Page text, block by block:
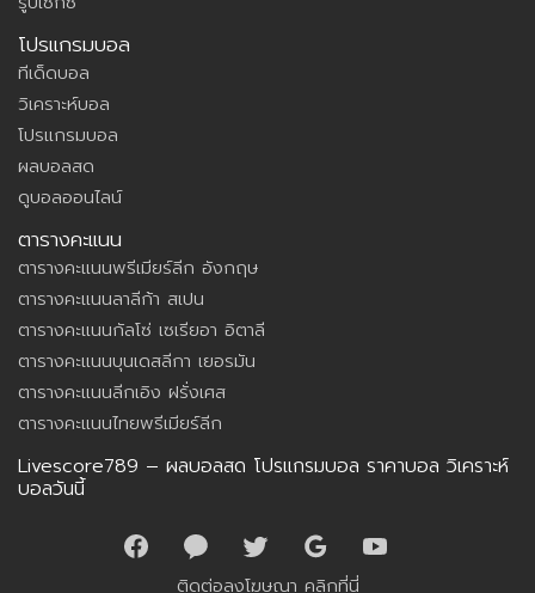
โปรแกรมบอล
ทีเด็ดบอล
วิเคราะห์บอล
โปรแกรมบอล
ผลบอลสด
ดูบอลออนไลน์
ตารางคะแนน
ตารางคะแนนพรีเมียร์ลีก อังกฤษ
ตารางคะแนนลาลีก้า สเปน
ตารางคะแนนกัลโซ่ เซเรียอา อิตาลี
ตารางคะแนนบุนเดสลีกา เยอรมัน
ตารางคะแนนลีกเอิง ฝรั่งเศส
ตารางคะแนนไทยพรีเมียร์ลีก
Livescore789 – ผลบอลสด โปรแกรมบอล ราคาบอล วิเคราะห์
บอลวันนี้
ติดต่อลงโฆษณา คลิกที่นี่